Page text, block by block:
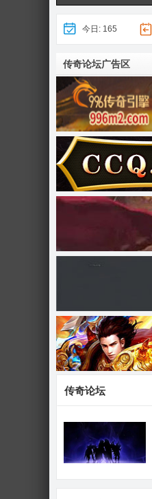
坛 今日: 165
传奇论坛广告区
传奇论坛